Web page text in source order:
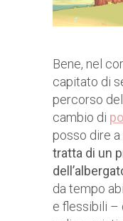
Bene, nel
capitato di
percorso
cambio di
posso dire
tratta di un
da tempo
e flessibili –